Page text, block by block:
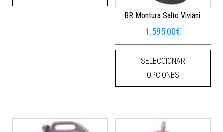
BR Montura Salto Viviani
1.595,00€
SELECCIONAR
OPCIONES